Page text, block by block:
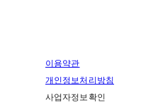
이용약관
개인정보처리방침
사업자정보확인